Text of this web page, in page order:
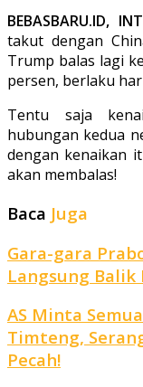
BEBASBARU.ID,
takut dengan
Trump balas lagi
persen, berlaku
Tentu saja
hubungan kedua
dengan kenaikan
akan membalas!
Baca Juga
Gara-gara
Langsung
AS Minta
Timteng,
Pecah!